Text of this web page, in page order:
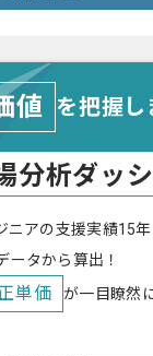
値 を把握
分析ダッ
ニアの支援実績15
ータから算出！
単価 が一目瞭然